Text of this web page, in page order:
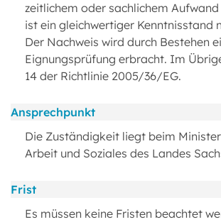
zeitlichem oder sachlichem
ist ein gleichwertiger Kenntnisstand
Der Nachweis wird durch Bestehen
Eignungsprüfung erbracht. Im
14 der Richtlinie 2005/36/EG.
Ansprechpunkt
Die Zuständigkeit liegt beim
Arbeit und Soziales des Landes
Frist
Es müssen keine Fristen beachtet